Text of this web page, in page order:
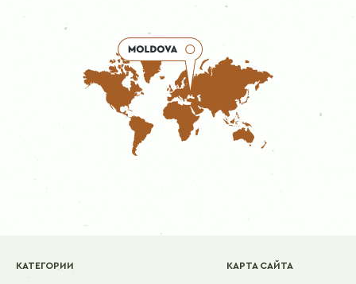
КАРТА САЙТА
КАТЕГОРИИ